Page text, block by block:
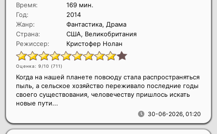
Время:
169 мин.
Год:
2014
Жанр:
Фантастика, Драма
Страна:
США, Великобритания
Режиссер:
Кристофер Нолан
Оценка: 9/10 (711)
30-06-2026, 01:20
Когда на нашей планете повсюду стала распространяться
пыль, а сельское хозяйство переживало последние годы
своего существования, человечеству пришлось искать
новые пути...